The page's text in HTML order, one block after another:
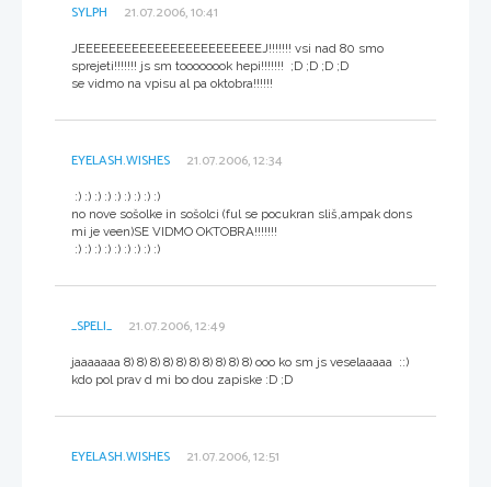
SYLPH 21.07.2006, 10:41
JEEEEEEEEEEEEEEEEEEEEEEEEJ!!!!!!! vsi nad 80 smo
sprejeti!!!!!!! js sm toooooook hepi!!!!!!! ;D ;D ;D ;D
se vidmo na vpisu al pa oktobra!!!!!!
EYELASH.WISHES 21.07.2006, 12:34
:) :) :) :) :) :) :) :) :)
no nove sošolke in sošolci (ful se pocukran sliš,ampak dons
mi je veen)SE VIDMO OKTOBRA!!!!!!!
:) :) :) :) :) :) :) :) :)
_SPELI_ 21.07.2006, 12:49
jaaaaaaa 8) 8) 8) 8) 8) 8) 8) 8) 8) 8) ooo ko sm js veselaaaaa ::)
kdo pol prav d mi bo dou zapiske :D ;D
EYELASH.WISHES 21.07.2006, 12:51